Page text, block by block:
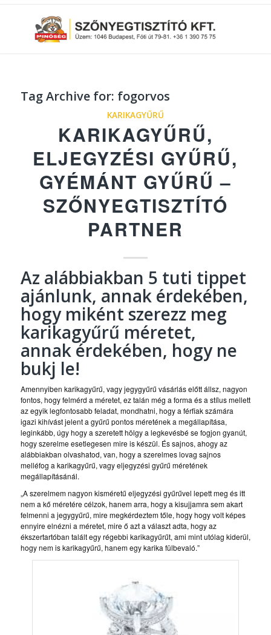
Tag Archive for: fogorvos
KARIKAGYŰRŰ
KARIKAGYŰRŰ,
ELJEGYZÉSI GYŰRŰ,
GYÉMÁNT GYŰRŰ –
SZŐNYEGTISZTÍTÓ
PARTNER
Az alábbiakban 5 tuti tippet
ajánlunk, annak érdekében,
hogy miként szerezz meg
karikagyűrű méretet,
annak érdekében, hogy ne
bukj le!
Amennyiben karikagyűrű, vagy jegygyűrű vásárlás előtt állsz, nagyon
fontos, hogy felmérd a méretet, ez talán még a forma és a stílus mellett
az egyik legfontosabb feladat, mondhatni, hogy a férfiak számára
igazi kihívást jelent a gyűrű pontos méretének a megállapítása,
leginkább, úgy hogy a szeretett hölgy a legkevésbé se fogjon gyanút,
hogy szerelme esetlegesen mire is készül. És sajnos, ahogy az
alábbiakban olvashatod, van, hogy a szerelmes lovag sajnos
melléfog a karikagyűrű, vagy eljegyzési gyűrű méretének
megállapításánál.
„A szerelmem nagyon kisméretű eljegyzési gyűrűvel lepett meg és itt
nem a kő méretére célzok, hanem arra, hogy a kisujjamra sem akart
felmenni a jegygyűrű, mire megkérdeztem tőle, hogy hogy volt képes
ennyire elnézni a méretet, mire ő azt a választ adta, hogy az
ékszertartóban talált egy régebbi karikagyűrűt, ami mint utólag kiderül,
hogy nem is karikagyűrű, hanem egy karika fülbevaló.”